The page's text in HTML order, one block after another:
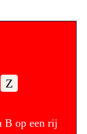
Z
B op een rij